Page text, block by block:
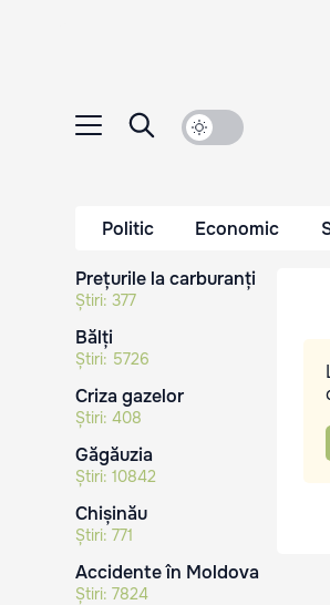
Politic Economic
Prețurile la carburanți
Știri: 377
Bălți
Știri: 5726
Criza gazelor
Știri: 408
Găgăuzia
Știri: 10842
Chișinău
Știri: 771
Accidente în Moldova
Știri: 7824